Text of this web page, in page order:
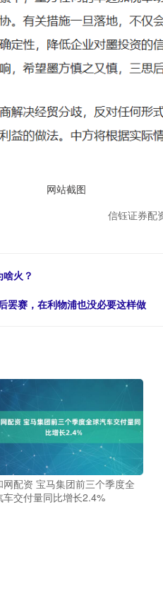
网站截图
信钰证券配
火？
罢赛，在利物浦也没必要这样做
网配资 宝马集团前三个季度全
车交付量同比增长2.4%